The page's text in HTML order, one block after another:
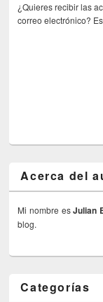
¿Quieres recibir las
correo electrónico?
Acerca del
Mi nombre esJulian
blog.
Categorías